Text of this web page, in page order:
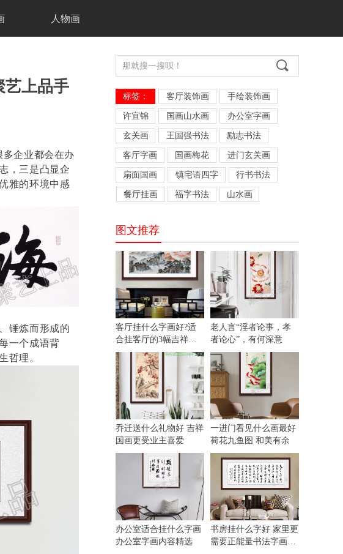
人物画
끠
标签：
许宜锦
玄关画
客厅字画
扇面国画
餐厅挂画
客厅装饰画 手绘装饰画
国画山水画 办公室字画
王国强书法
镇宅语四字
福字书法
国画梅花
励志书法
行书书法
进门玄关画
山水画
图文推荐
客厅挂什么字画好?适
合挂客厅的3幅吉祥国
画
老人言“淫者论事，孝
者论心”，有何深意
乔迁送什么礼物好 吉祥
国画更受业主喜爱
一进门看见什么画最好
荷花九鱼图 和美有余
办公室适合挂什么字画
办公室字画内容精选
书房挂什么字好 家里更
需要正能量书法字画的
多企业都会在办
，三是凸显企
雅的环境中感
锤炼而形成的
一个成语背
哲理。
艺上品手